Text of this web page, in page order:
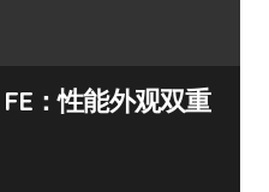
：性能外观双重